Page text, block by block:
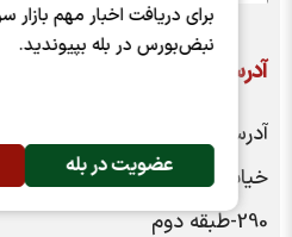
برای دریافت اخبار مهم بازار
نبض‌بورس در بله بپیوندید.
عضویت در بله
آدرس و تلفن امور سهام شتوکا
آدرس امور سهام: اصفهان- سی و
290-طبقه دوم